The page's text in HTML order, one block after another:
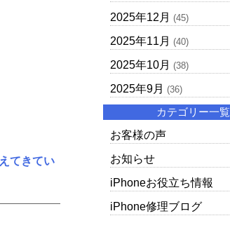
てきてい
2025年12月 (45)
2025年11月 (40)
2025年10月 (38)
2025年9月 (36)
カテゴリー一覧
お客様の声
お知らせ
iPhoneお役立ち情報
iPhone修理ブログ